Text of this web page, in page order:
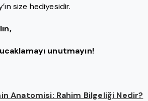
size hediyesidir.
unutmayın!
Anatomisi: Rahim Bilgeliği Nedir?